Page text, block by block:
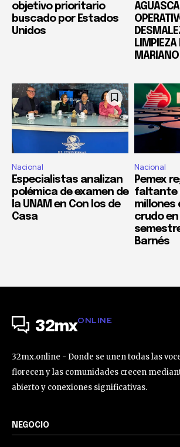
objetivo prioritario
buscado por Estados
Unidos
LIMPIEZA
Nacional
Especialistas analizan
polémica de examen de
la UNAM en Con los de
Casa
Nacional
Pemex
faltante
millones
crudo
Barnés
32mxONLINE
32mx.online - Donde se unen todas las
florecen y las comunidades crecen
abierto y conexiones significativas.
NEGOCIO